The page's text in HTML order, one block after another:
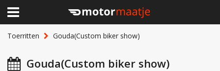
Toerritten Gouda(Custom biker show)
Gouda(Custom biker show)
×
Home
Clubhuis